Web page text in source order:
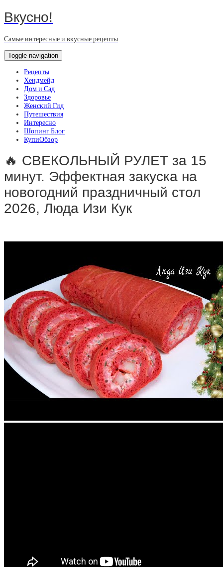
Вкусно!
Самые интересные и вкусные рецепты
Toggle navigation
Рецепты
Хендмейд
Дом и Сад
Здоровье
Женский Гид
Путешествия
Интересно
Шопинг Блог
КупиОбзор
🔥 СВЕКОЛЬНЫЙ РУЛЕТ за 15
минут. Эффектная закуска на
новогодний праздничный стол
2026, Люда Изи Кук